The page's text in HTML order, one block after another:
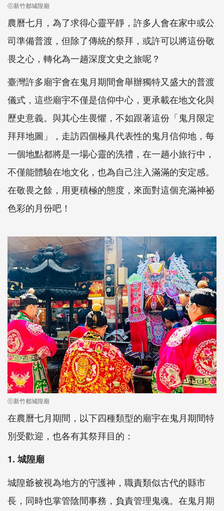
ⓒ新竹都城隍廟
農曆七月，為了求得心靈平靜，許多人會在家中或公
司準備普渡，但除了傳統的祭拜，或許可以將這份敬
畏之心，轉化為一趟深度文史之旅呢？
臺灣許多廟宇會在鬼月期間會舉辦獨特又盛大的普渡
儀式，這些廟宇不僅是信仰中心，更承載在地文化與
歷史意義。與其心生畏懼，不如跟著這份「鬼月限定
拜拜地圖」，走訪四個極具代表性的鬼月信仰地，每
一個地點都將是一場心靈的洗禮，在一趟小旅行中，
不僅能體驗在地文化，也為自己注入滿滿的安定感。
在敬畏之餘，用更積極的態度，來面對這個充滿神祕
色彩的月份吧！
ⓒ新竹都城隍廟
在農曆七月期間，以下四種類型的廟宇在鬼月期間特
別受歡迎，也各有其祭拜目的：
1. 城隍廟
城隍爺被視為地方的守護神，職責類似古代的縣市
長，同時也掌管陰間事務，負責管理鬼魂。在鬼月期